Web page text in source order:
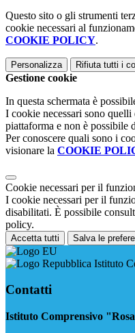
Questo sito o gli strumenti
cookie necessari al
COOKIE POLICY.
Personalizza Rifiuta tutti i
Gestione cookie
In questa schermata è
I cookie necessari sono
piattaforma e non è possibile
Per conoscere quali sono i
visionare la COOKIE
Cookie necessari per il
I cookie necessari per il
disabilitati. È possibile
policy.
Accetta tutti Salva le
Istituto
Contatti
Istituto Comprensivo